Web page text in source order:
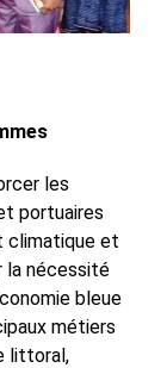
les
portuaires
climatique et
la nécessité
bleue
métiers
littoral,